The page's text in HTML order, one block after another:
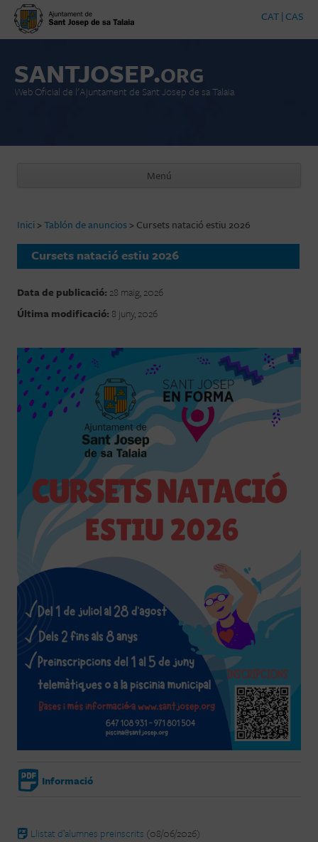
CAT| CAS
SANTJOSEP.ORG
Web Oficial de l'Ajuntament de Sant Josep de sa Talaia
Menú
Inici>Tablón de anuncios>Cursets natació estiu 2026
Cursets natació estiu 2026
Data de publicació: 28 maig, 2026
Última modificació: 8 juny, 2026
Informació
Llistat d’alumnes preinscrits (08/06/2026)